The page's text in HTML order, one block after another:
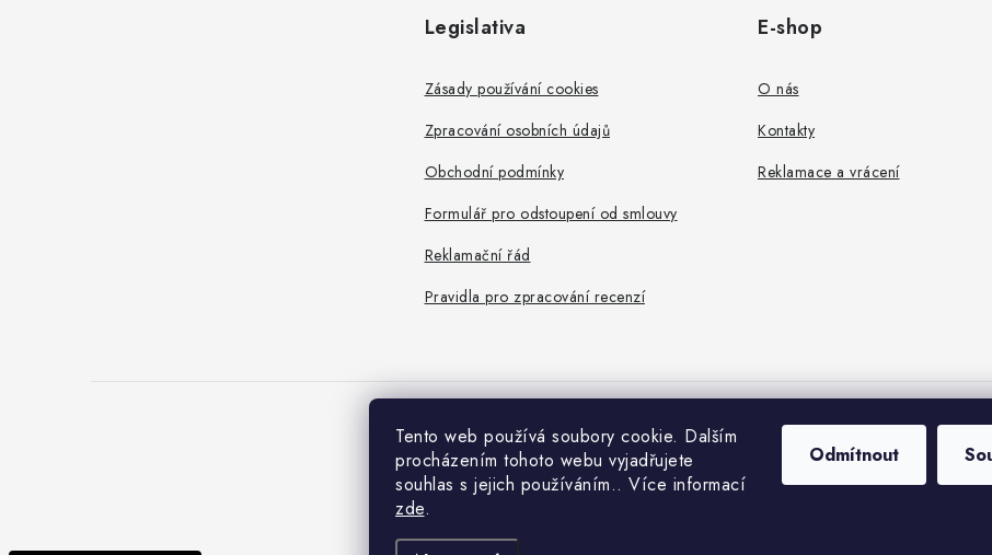
Tento web používá soubory cookie. Dalším
procházením tohoto webu vyjadřujete
souhlas s jejich používáním.. Více informací
zde.
Odmítnout
Legislativa
Zásady používání cookies
Zpracování osobních údajů
Obchodní podmínky
Formulář pro odstoupení od smlouvy
Reklamační řád
Pravidla pro zpracování recenzí
E-shop
O nás
Kontakty
Reklamace a vrácení
Vytvořil Shoptet Premium
Nastavil tým EshopyUmíme.cz
Copyright 2026IZOLUJTO.CZ. Všechna práva vyhrazena.